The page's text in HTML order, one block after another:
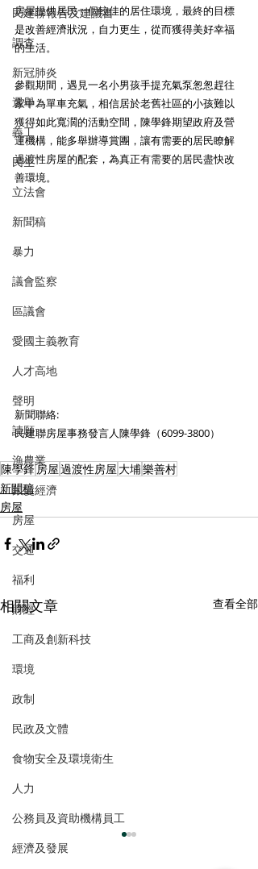
民建聯報告及建議書
調查
新冠肺炎
選舉
義工
民生
立法會
新聞稿
暴力
議會監察
區議會
愛國主義教育
人才高地
聲明
請願
漁農業
銀髮經濟
房屋
交通
福利
財經
工商及創新科技
環境
政制
民政及文體
食物安全及環境衛生
人力
公務員及資助機構員工
經濟及發展
房屋提供居民一個較佳的居住環境，最終的目標
是改善經濟狀況，自力更生，從而獲得美好幸福
的生活。
參觀期間，遇見一名小男孩手提充氣泵怱怱趕往
家中為單車充氣，相信居於老舊社區的小孩難以
獲得如此寬濶的活動空間，陳學鋒期望政府及營
運機構，能多舉辦導賞團，讓有需要的居民瞭解
過渡性房屋的配套，為真正有需要的居民盡快改
善環境。
新聞聯絡:
民建聯房屋事務發言人陳學鋒（6099-3800）
陳學鋒房屋過渡性房屋 大埔樂善村
新聞稿
房屋
相關文章 查看全部